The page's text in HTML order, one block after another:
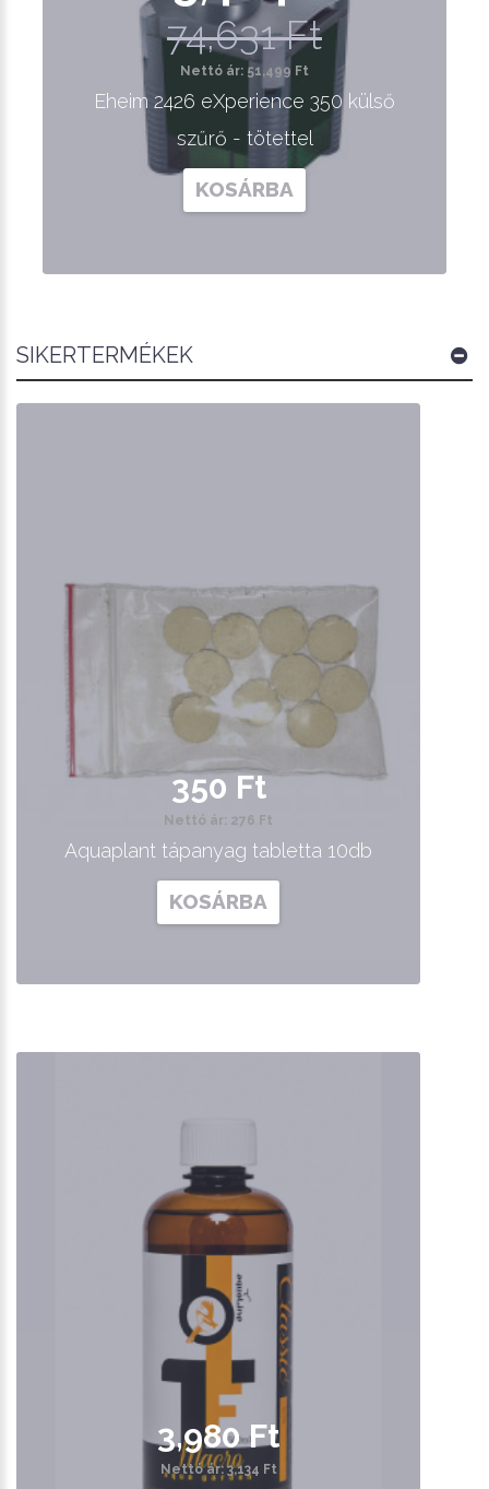
74,631 Ft
Nettó ár: 51,499 Ft
Eheim 2426 eXperience 350 külső
szűrő - tötettel
KOSÁRBA
SIKERTERMÉKEK
350 Ft
Nettó ár: 276 Ft
Aquaplant tápanyag tabletta 10db
KOSÁRBA
3,980 Ft
Nettó ár: 3,134 Ft